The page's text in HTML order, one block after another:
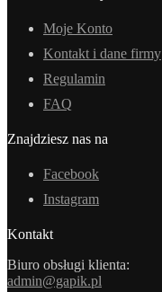
Moje Konto
Kontakt i dane firmy
Regulamin
FAQ
Znajdziesz nas na
Facebook
Instagram
Kontakt
Biuro obsługi klienta:
admin@gapik.pl